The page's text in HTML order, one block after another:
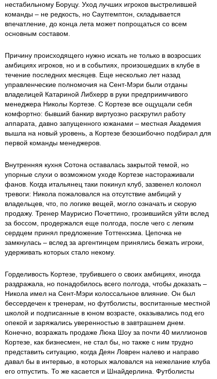
нестабильному Боруцу. Уход лучших игроков выстрелившей
команды – не редкость, но Саутгемптон, складывается
впечатление, до конца лета может попрощаться со всем
основным составом.
Причину происходящего нужно искать не только в возросших
амбициях игроков, но и в событиях, произошедших в клубе в
течение последних месяцев. Еще несколько лет назад
управленческие полномочия на Сент-Мэри были отданы
владелицей Катариной Либхерр в руки предприимчивого
менеджера Николы Кортезе. С Кортезе все ощущали себя
комфортно: бывший банкир виртуозно раскрутил работу
аппарата, давно запущенного южанами – местная Академия
вышла на новый уровень, а Кортезе безошибочно подбирал для
первой команды менеджеров.
Внутренняя кухня Сотона оставалась закрытой темой, но
упорные слухи о возможном уходе Кортезе настораживали
фанов. Когда итальянец таки покинул клуб, зазвенел колокол
тревоги: Никола пожаловался на отсутствие амбиций у
владельцев, что, по логике вещей, могло означать и скорую
продажу. Тренер Маурисио Почеттино, грозившийся уйти вслед
за боссом, продержался еще полгода, после чего с легким
сердцем принял предложение Тоттенхэма. Цепочка не
замкнулась – вслед за аргентинцем принялись бежать игроки,
удерживать которых стало некому.
Горделивость Кортезе, трубившего о своих амбициях, иногда
раздражала, но понадобилось всего полгода, чтобы доказать –
Никола имел на Сент-Мэри колоссальное влияние. Он был
бессердечен к тренерам, но футболисты, воспитанные местной
школой и подписанные в юном возрасте, оказывались под его
опекой и заряжались уверенностью в завтрашнем днем.
Конечно, возражать продаже Люка Шоу за почти 40 миллионов
Кортезе, как бизнесмен, не стал бы, но также с ним трудно
представить ситуацию, когда Деян Ловрен налево и направо
давал бы в интервью, в которых жаловался на нежелание клуба
его отпустить. То же касается и Шнайдерлина. Футболисты